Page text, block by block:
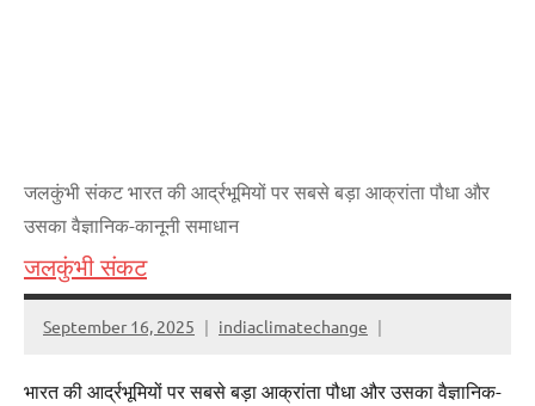
जलकुंभी संकट भारत की आर्द्रभूमियों पर सबसे बड़ा आक्रांता पौधा और
उसका वैज्ञानिक-कानूनी समाधान
जलकुंभी संकट
September 16, 2025 indiaclimatechange
भारत की आर्द्रभूमियों पर सबसे बड़ा आक्रांता पौधा और उसका वैज्ञानिक-